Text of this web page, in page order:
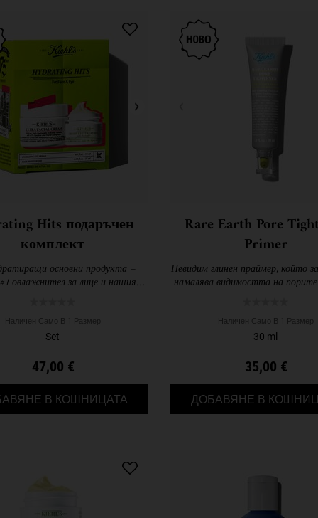
Hits подаръчен
комплект
основни продукта –
овлажнител за лице и нашия
Наличен Само В 1 Размер
Set
47,00 €
В КОШНИЦАТА HYDRATING HITS ПОДАРЪЧЕН
Rare Earth Pore
Primer
Невидим глинен праймер, който
намалява видимостта на
Наличен Само В 1 Размер
30 ml
35,00 €
ДОБАВЯНЕ В